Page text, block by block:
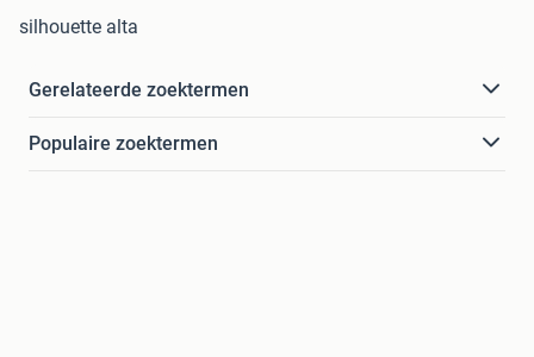
silhouette alta
Gerelateerde zoektermen
Populaire zoektermen